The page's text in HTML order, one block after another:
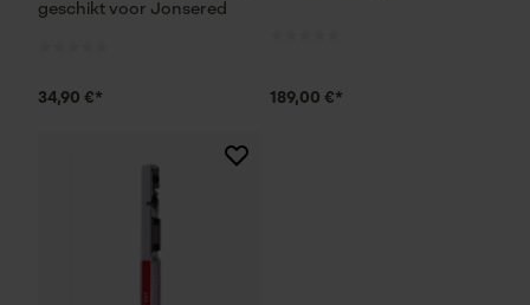
geschikt voor Jonsered
34,90 €* 189,00 €*